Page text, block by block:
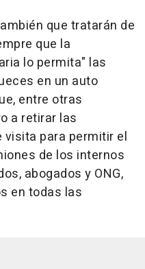
que tratarán de
que la
lo permita" las
en un auto
entre otras
a retirar las
para permitir el
de los internos
abogados y ONG,
en todas las